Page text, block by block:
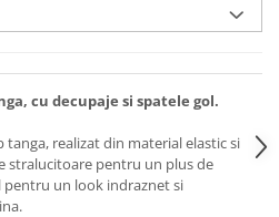
cu decupaje si spatele gol.
realizat din material elastic si
stralucitoare pentru un plus de
un look indraznet si